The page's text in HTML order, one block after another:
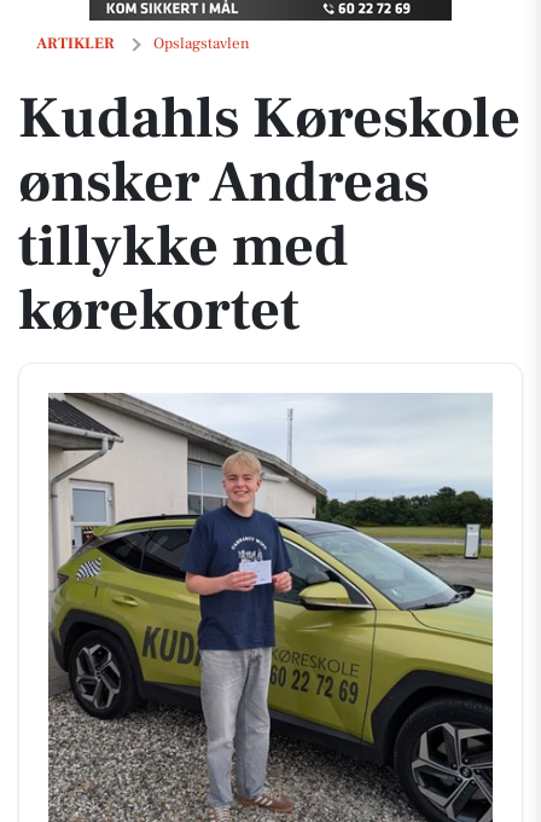
ARTIKLER Opslagstavlen
Kudahls Køreskole ønsker Andreas tillykke med kørekortet
Kudahls Køreskole
ønsker Andreas
tillykke med
kørekortet